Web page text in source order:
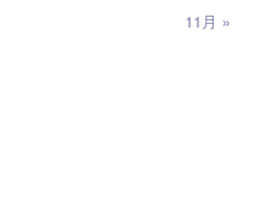
11月 »